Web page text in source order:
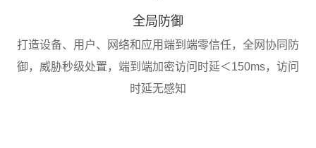
全局防御
打造设备、用户、网络和应用端到端零信任，全网协同防
御，威胁秒级处置，端到端加密访问时延＜150ms，访问
时延无感知